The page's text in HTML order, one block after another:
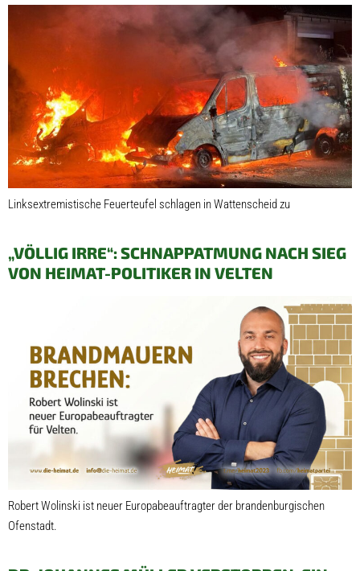
Linksextremistische Feuerteufel schlagen in Wattenscheid zu
„VÖLLIG IRRE“: SCHNAPPATMUNG NACH SIEG
VON HEIMAT-POLITIKER IN VELTEN
Robert Wolinski ist neuer Europabeauftragter der brandenburgischen
Ofenstadt.